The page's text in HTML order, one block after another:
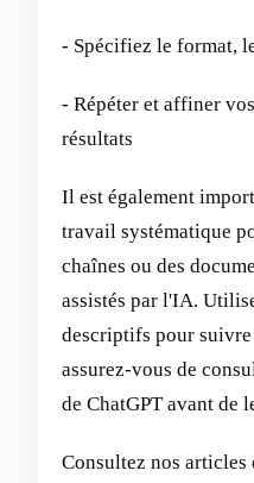
- Spécifiez le format,
- Répéter et affiner
résultats
Il est également
travail systématique
chaînes ou des
assistés par l'IA.
descriptifs pour
assurez-vous de
de ChatGPT avant de
Consultez nos